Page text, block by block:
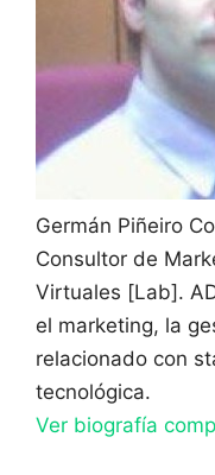
Germán Piñeiro
Consultor de
Virtuales [Lab].
el marketing, la
relacionado con
tecnológica.
Ver biografía